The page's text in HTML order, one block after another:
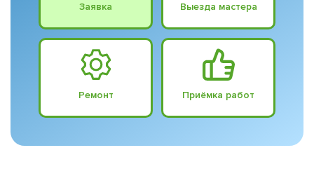
Заявка Выезда мастера
Ремонт Приёмка работ